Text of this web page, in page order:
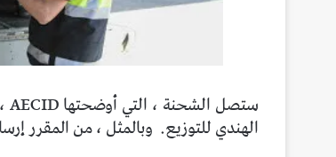
الهندي للتوزيع. وبالمثل ، من المقرر